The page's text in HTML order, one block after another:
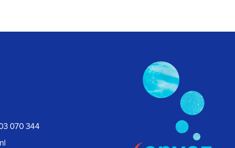
070 344